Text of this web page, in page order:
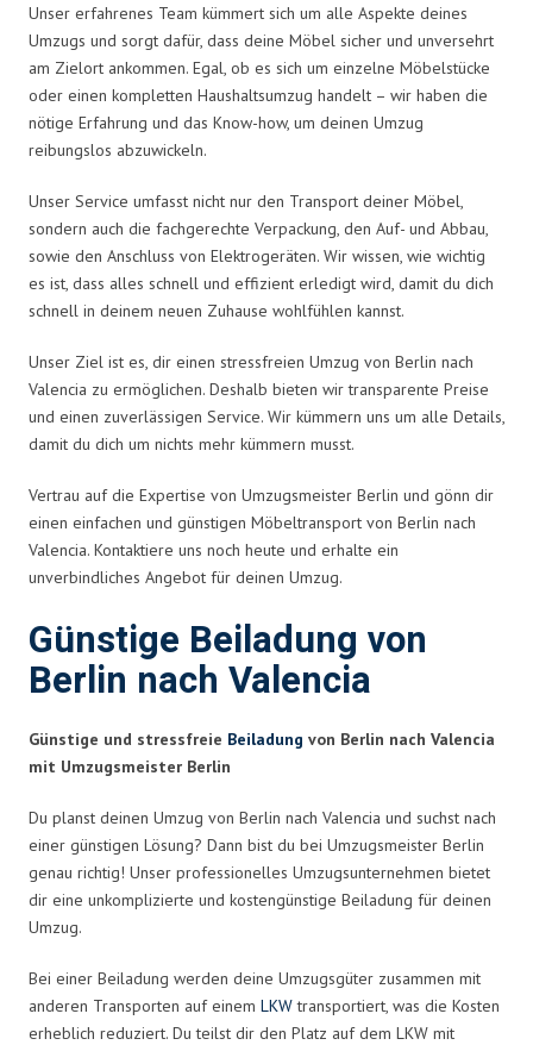
Unser erfahrenes Team kümmert sich um alle Aspekte deines
Umzugs und sorgt dafür, dass deine Möbel sicher und unversehrt
am Zielort ankommen. Egal, ob es sich um einzelne Möbelstücke
oder einen kompletten Haushaltsumzug handelt – wir haben die
nötige Erfahrung und das Know-how, um deinen Umzug
reibungslos abzuwickeln.
Unser Service umfasst nicht nur den Transport deiner Möbel,
sondern auch die fachgerechte Verpackung, den Auf- und Abbau,
sowie den Anschluss von Elektrogeräten. Wir wissen, wie wichtig
es ist, dass alles schnell und effizient erledigt wird, damit du dich
schnell in deinem neuen Zuhause wohlfühlen kannst.
Unser Ziel ist es, dir einen stressfreien Umzug von Berlin nach
Valencia zu ermöglichen. Deshalb bieten wir transparente Preise
und einen zuverlässigen Service. Wir kümmern uns um alle Details,
damit du dich um nichts mehr kümmern musst.
Vertrau auf die Expertise von Umzugsmeister Berlin und gönn dir
einen einfachen und günstigen Möbeltransport von Berlin nach
Valencia. Kontaktiere uns noch heute und erhalte ein
unverbindliches Angebot für deinen Umzug.
Günstige Beiladung von
Berlin nach Valencia
Günstige und stressfreie Beiladung von Berlin nach Valencia
mit Umzugsmeister Berlin
Du planst deinen Umzug von Berlin nach Valencia und suchst nach
einer günstigen Lösung? Dann bist du bei Umzugsmeister Berlin
genau richtig! Unser professionelles Umzugsunternehmen bietet
dir eine unkomplizierte und kostengünstige Beiladung für deinen
Umzug.
Bei einer Beiladung werden deine Umzugsgüter zusammen mit
anderen Transporten auf einem LKWtransportiert, was die Kosten
erheblich reduziert. Du teilst dir den Platz auf dem LKW mit